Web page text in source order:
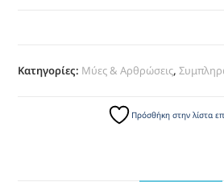
Κατηγορίες: Μύες & Αρθρώσεις,
Πρόσθήκη στην λίστα